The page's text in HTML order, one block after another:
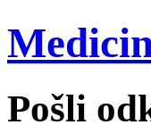
Pošli